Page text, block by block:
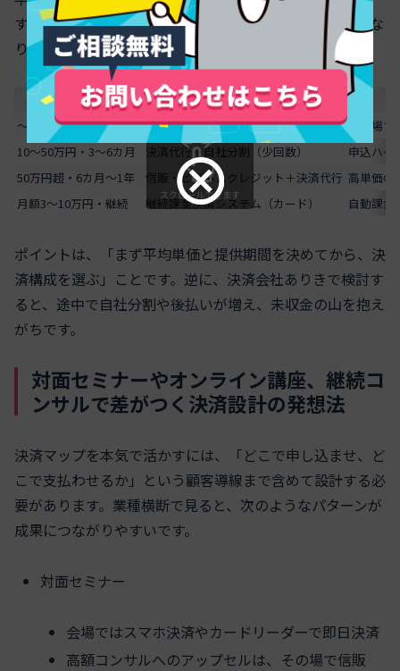
す。単価と期間を軸に、ざっくり整理すると次のようにな
ります。
単価×役務期間
有力な組み合わせ
〜10万円・単発〜1カ月 決済代行（カード・オンライン決済）
その場
10〜50万円・3〜6カ月
決済代行＋自社分割（少回数）
申込ハー
50万円超・6カ月〜1年
信販・ビジネスクレジット＋決済代行 高単価の
月額3〜10万円・継続
継続課金決済システム（カード） 自動課金
スクロールできます
ポイントは、「まず平均単価と提供期間を決めてから、決
済構成を選ぶ」ことです。逆に、決済会社ありきで検討す
ると、途中で自社分割や後払いが増え、未収金の山を抱え
がちです。
対面セミナーやオンライン講座、継続コ
ンサルで差がつく決済設計の発想法
決済マップを本気で活かすには、「どこで申し込ませ、ど
こで支払わせるか」という顧客導線まで含めて設計する必
要があります。業種横断で見ると、次のようなパターンが
成果につながりやすいです。
対面セミナー
会場ではスマホ決済やカードリーダーで即日決済
高額コンサルへのアップセルは、その場で信販